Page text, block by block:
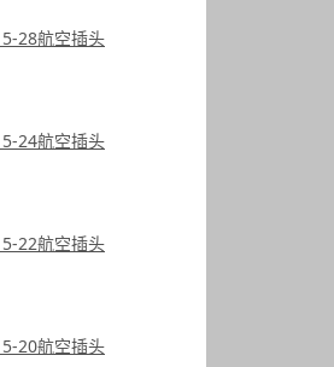
28航空插头
24航空插头
22航空插头
20航空插头